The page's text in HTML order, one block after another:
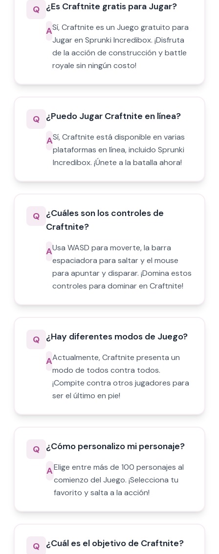
Q ¿Es Craftnite gratis para Jugar?
ASí, Craftnite es un Juego gratuito para
Jugar en Sprunki Incredibox. ¡Disfruta
de la acción de construcción y battle
royale sin ningún costo!
Q ¿Puedo Jugar Craftnite en línea?
ASí, Craftnite está disponible en varias
plataformas en línea, incluido Sprunki
Incredibox. ¡Únete a la batalla ahora!
Q ¿Cuáles son los controles de
Craftnite?
AUsa WASD para moverte, la barra
espaciadora para saltar y el mouse
para apuntar y disparar. ¡Domina estos
controles para dominar en Craftnite!
Q ¿Hay diferentes modos de Juego?
AActualmente, Craftnite presenta un
modo de todos contra todos.
¡Compite contra otros jugadores para
ser el último en pie!
Q ¿Cómo personalizo mi personaje?
AElige entre más de 100 personajes al
comienzo del Juego. ¡Selecciona tu
favorito y salta a la acción!
Q ¿Cuál es el objetivo de Craftnite?